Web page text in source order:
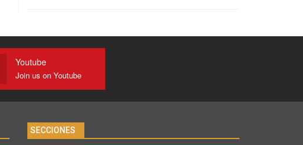
Youtube
Join us on Youtube
SECCIONES